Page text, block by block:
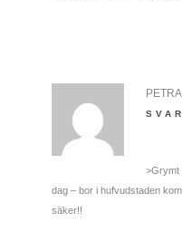
PETRA
>Grymt
dag – bor i hufvudstaden
säker!!